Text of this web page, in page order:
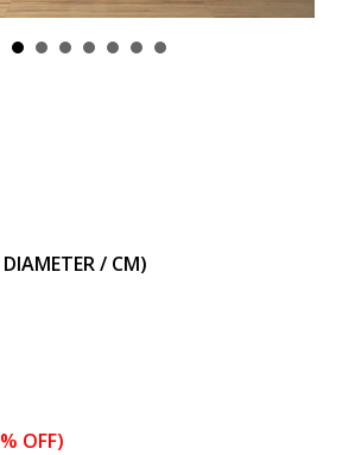
/ CM)
OFF)